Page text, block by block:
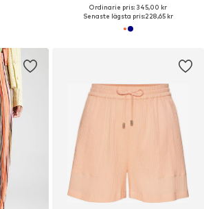
Ordinarie pris: 345,00 kr
Senaste lägsta pris:228,65 kr